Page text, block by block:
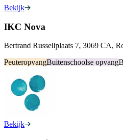
Bekijk
IKC Nova
Bertrand Russellplaats 7, 3069 CA,
PeuteropvangBuitenschoolse opvang
Bekijk